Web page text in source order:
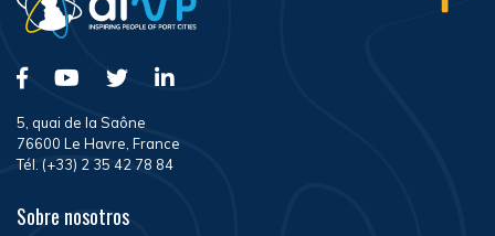
5, quai de la Saône
76600 Le Havre, France
Tél. (+33) 2 35 42 78 84
Sobre nosotros